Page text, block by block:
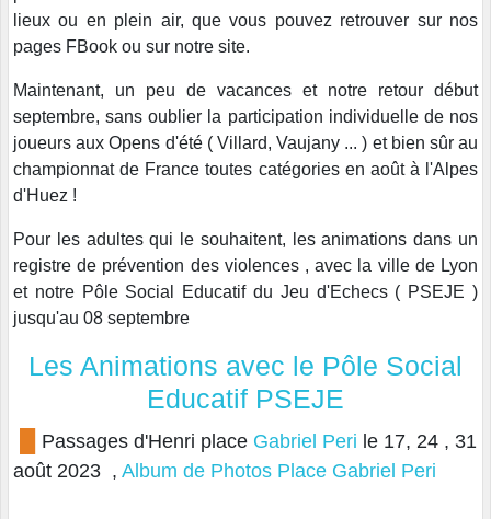
lieux ou en plein air, que vous pouvez retrouver sur nos
pages FBook ou sur notre site.
Maintenant, un peu de vacances et notre retour début
septembre, sans oublier la participation individuelle de nos
joueurs aux Opens d'été ( Villard, Vaujany ... ) et bien sûr au
championnat de France toutes catégories en août à l'Alpes
d'Huez !
Pour les adultes qui le souhaitent, les animations dans un
registre de prévention des violences , avec la ville de Lyon
et notre Pôle Social Educatif du Jeu d'Echecs ( PSEJE )
jusqu'au 08 septembre
Les Animations avec le Pôle Social
Educatif PSEJE
Passages d'Henri place Gabriel Peri le 17, 24 , 31
août 2023 , Album de Photos Place Gabriel Peri